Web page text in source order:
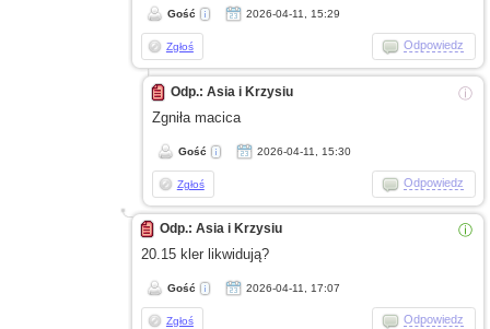
Gość 2026-04-11, 15:29
Zgłoś Odpowiedz
ⓘ
Odp.: Asia i Krzysiu
Zgniła macica
Gość 2026-04-11, 15:30
Zgłoś Odpowiedz
ⓘ
Odp.: Asia i Krzysiu
20.15 kler likwidują?
Gość 2026-04-11, 17:07
Zgłoś Odpowiedz